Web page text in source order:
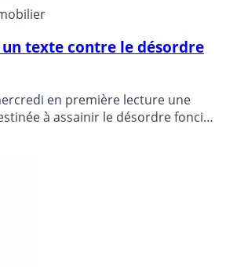
un texte contre le désordre
en première lecture une
à assainir le désordre foncier
vigueur sur l’île en matière de